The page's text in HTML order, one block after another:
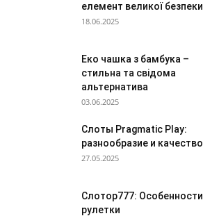
елемент великої безпеки
18.06.2025
Еко чашка з бамбука –
стильна та свідома
альтернатива
03.06.2025
Слоты Pragmatic Play:
разнообразие и качество
27.05.2025
Слотор777: Особенности
рулетки